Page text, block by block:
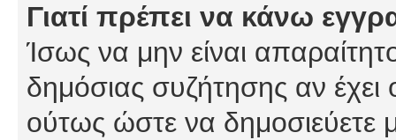
Γιατί πρέπει να κάνω
Ίσως να μην είναι
δημόσιας συζήτησης αν έχει
ούτως ώστε να δημοσιεύετε